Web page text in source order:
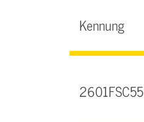
Kennung
2601FSC55